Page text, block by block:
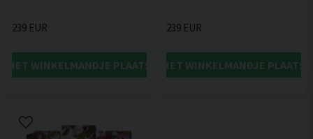
239 EUR
HET WINKELMANDJE PLAATSEN
239 EUR
IN HET WINKELMANDJE